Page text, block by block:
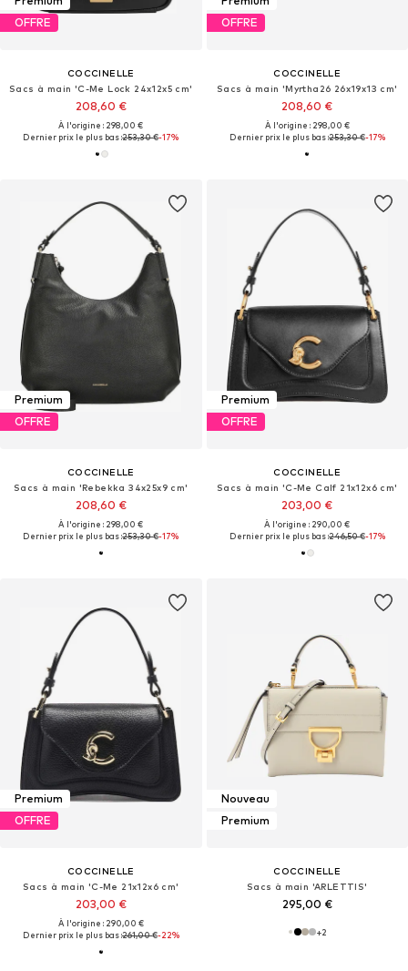
OFFRE
COCCINELLE
Sacs à main 'C-Me Lock 24x12x5 cm'
208,60 €
À l'origine : 298,00 €
Dernier prix le plus bas :253,30 €-17%
OFFRE
COCCINELLE
Sacs à main 'Myrtha26 26x19x13 cm'
208,60 €
À l'origine : 298,00 €
Dernier prix le plus bas :253,30 €-17%
Premium
OFFRE
COCCINELLE
Sacs à main 'Rebekka 34x25x9 cm'
208,60 €
À l'origine : 298,00 €
Dernier prix le plus bas :253,30 €-17%
Premium
OFFRE
COCCINELLE
Sacs à main 'C-Me Calf 21x12x6 cm'
203,00 €
À l'origine : 290,00 €
Dernier prix le plus bas :246,50 €-17%
Premium
OFFRE
COCCINELLE
Sacs à main 'C-Me 21x12x6 cm'
203,00 €
À l'origine : 290,00 €
Dernier prix le plus bas :261,00 €-22%
Nouveau
Premium
COCCINELLE
Sacs à main 'ARLETTIS'
295,00 €
+2